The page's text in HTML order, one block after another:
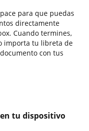
para que puedas
directamente
Cuando termines,
importa tu libreta de
con tus
tu dispositivo